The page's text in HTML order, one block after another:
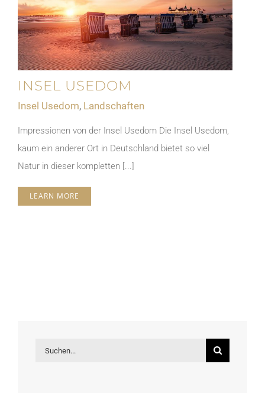
INSEL USEDOM
Insel Usedom, Landschaften
Impressionen von der Insel Usedom Die Insel Usedom,
kaum ein anderer Ort in Deutschland bietet so viel
Natur in dieser kompletten [...]
LEARN MORE
Suche